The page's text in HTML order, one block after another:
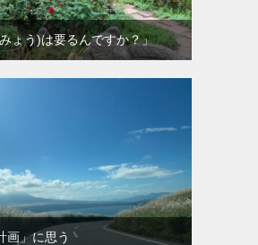
ょう)は要るんですか？」
画」に思う